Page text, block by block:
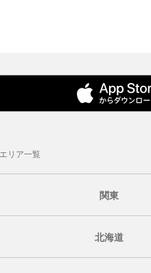
エリア一覧
関東
北海道